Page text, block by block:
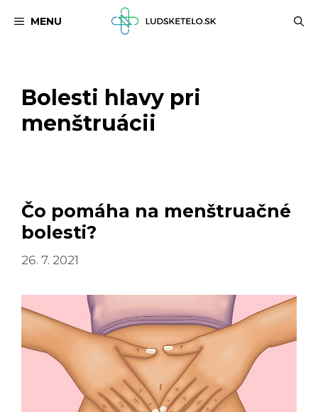
MENU
Bolesti hlavy pri
menštruácii
Čo pomáha na menštruačné
bolesti?
26. 7. 2021